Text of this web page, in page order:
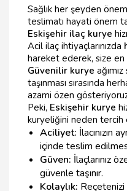
Sağlık her şeyden
teslimatı hayati önem
Eskişehir ilaç kurye
Acil ilaç ihtiyaçlarınızda
hareket ederek, size en
Güvenilir kurye
taşınması sırasında
azami özen
Peki, Eskişehir kurye
kuryeliğini neden tercih
Aciliyet: İlacınızın
içinde teslim
Güven: İlaçlarınız
güvenle taşınır.
Kolaylık: Reçetenizi